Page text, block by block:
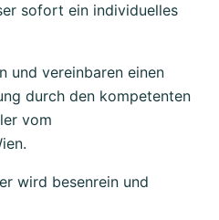
sofort ein individuelles
und vereinbaren einen
durch den kompetenten
vom
wird besenrein und